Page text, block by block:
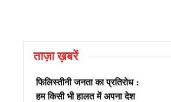
ताज़ा ख़बरें
फिलिस्तीनी जनता का प्रतिरोध :
हम किसी भी हालत में अपना देश